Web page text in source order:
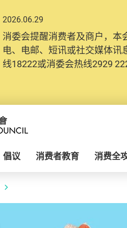
2026.06.29
消委会提醒消费者及商户，
电、电邮、短讯或社交媒体
线18222或消委会热线2929
倡议 消费者教育 消费全